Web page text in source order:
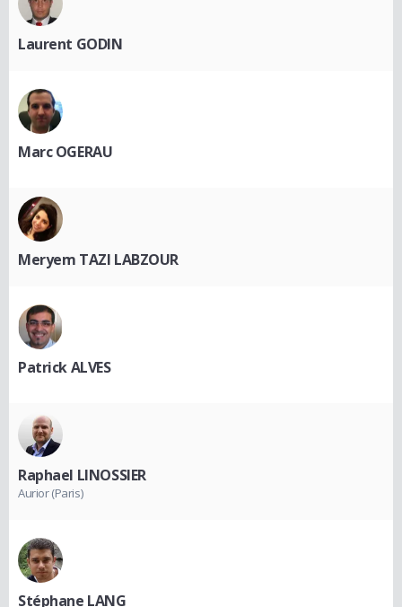
Laurent GODIN
Marc OGERAU
Meryem TAZI LABZOUR
Patrick ALVES
Raphael LINOSSIER
Aurior (Paris)
Stéphane LANG